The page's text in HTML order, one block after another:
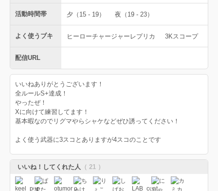
活動時間帯 夕（15 - 19） 夜（19 - 23）
よく使うブキ ヒーローチャージャーレプリカ 3Kスコープ
配信URL
いいねありがとうございます！
全ルールS+達成！
やったぜ！
Xに向けて練習してます！
基本暇なのでリグマやらシャケなどぜひ誘ってください！
よく使う武器に3スコとありますが4スコのことです
いいね！してくれた人 （ 21 ）